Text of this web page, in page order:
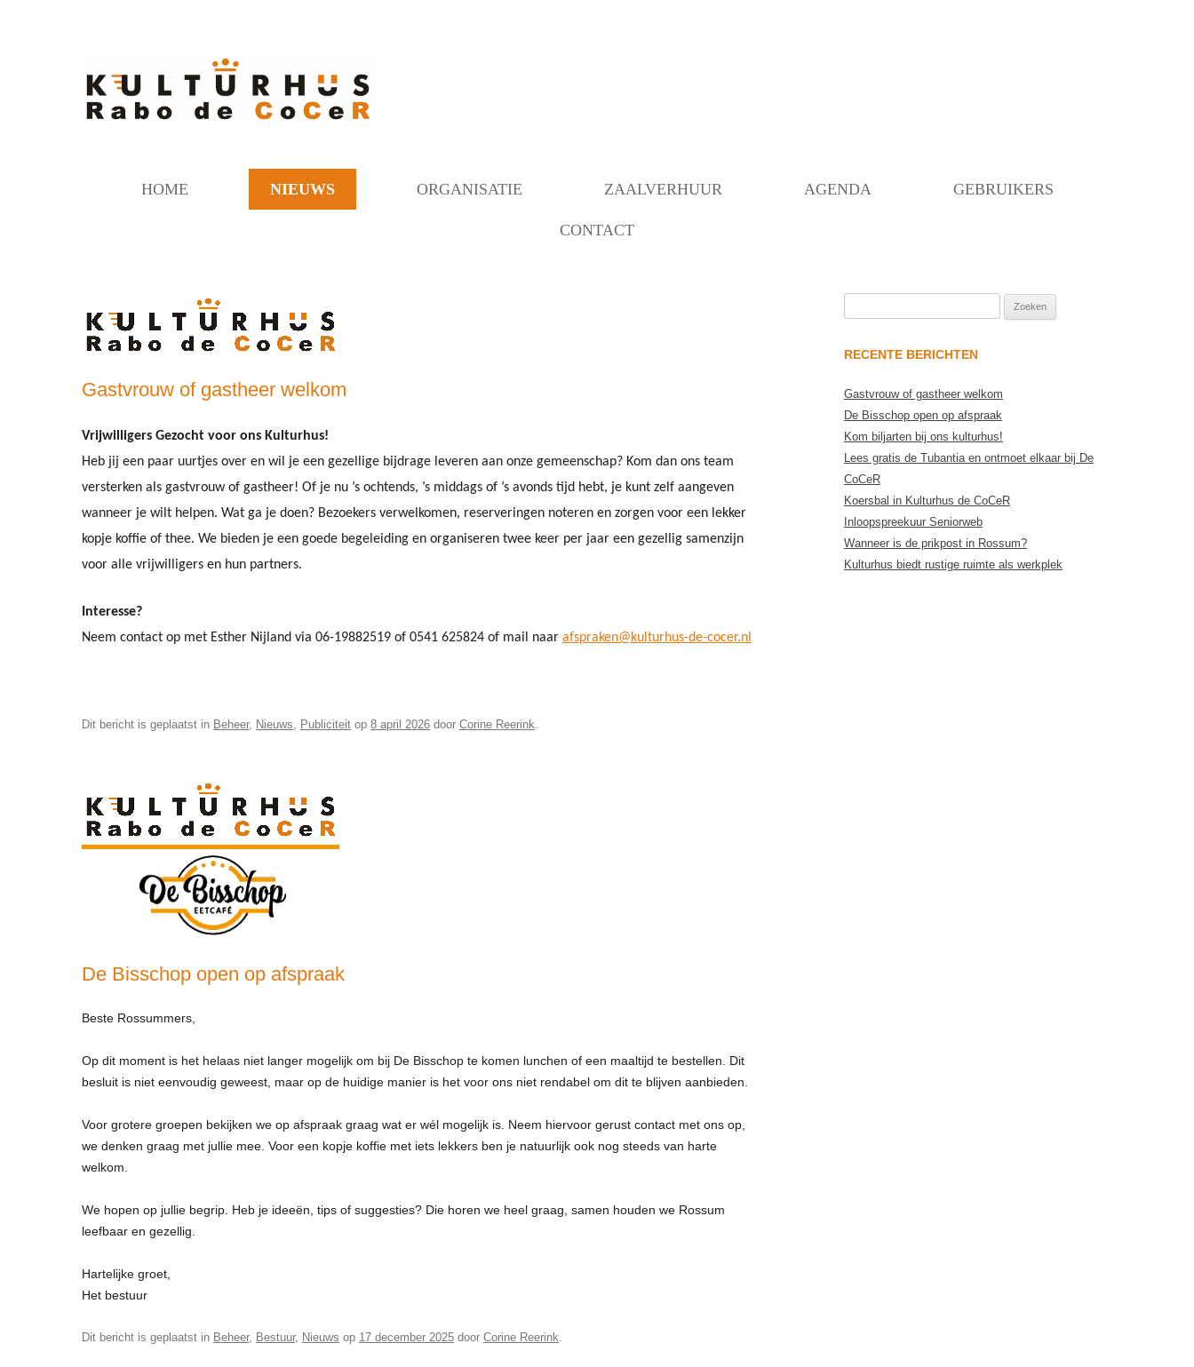
HOME NIEUWS ORGANISATIE
FAQ’S
TERRAS BIJ DE COCER
ZAALVERHUUR
BEZETTING RUIMTEN
AGENDA GEBRUIKERS
CONTACT
Gastvrouw of gastheer welkom
Vrijwilligers Gezocht voor ons Kulturhus!
Heb jij een paar uurtjes over en wil je een gezellige bijdrage leveren aan onze gemeenschap? Kom dan ons team
versterken als gastvrouw of gastheer! Of je nu ’s ochtends, ’s middags of ’s avonds tijd hebt, je kunt zelf aangeven
wanneer je wilt helpen. Wat ga je doen? Bezoekers verwelkomen, reserveringen noteren en zorgen voor een lekker
kopje koffie of thee. We bieden je een goede begeleiding en organiseren twee keer per jaar een gezellig samenzijn
voor alle vrijwilligers en hun partners.
Interesse?
Neem contact op met Esther Nijland via 06-19882519 of 0541 625824 of mail naar afspraken@kulturhus-de-cocer.nl
Dit bericht is geplaatst in Beheer, Nieuws Publiciteit op 8 april 2026 door Corine Reerink
De Bisschop open op afspraak
Beste Rossummers,
Op dit moment is het helaas niet langer mogelijk om bij De Bisschop te komen lunchen of een maaltijd te bestellen. Dit
besluit is niet eenvoudig geweest, maar op de huidige manier is het voor ons niet rendabel om dit te blijven aanbieden.
Voor grotere groepen bekijken we op afspraak graag wat er wél mogelijk is. Neem hiervoor gerust contact met ons op,
we denken graag met jullie mee. Voor een kopje koffie met iets lekkers ben je natuurlijk ook nog steeds van harte
welkom.
We hopen op jullie begrip. Heb je ideeën, tips of suggesties? Die horen we heel graag, samen houden we Rossum
leefbaar en gezellig.
Hartelijke groet,
Het bestuur
Dit bericht is geplaatst in Beheer, Bestuur, Nieuws op 17 december 2025 door Corine Reerink
RECENTE BERICHTEN
Gastvrouw of gastheer welkom
De Bisschop open op afspraak
Kom biljarten bij ons kulturhus!
Lees gratis de Tubantia en ontmoet elkaar bij De
CoCeR
Koersbal in Kulturhus de CoCeR
Inloopspreekuur Seniorweb
Wanneer is de prikpost in Rossum?
Kulturhus biedt rustige ruimte als werkplek